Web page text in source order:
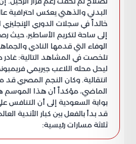
البدني والذهني يعكس احترافية
خالداً في سجلات الدوري
إلى ساحة لتكريم الأساطير، حيث
الوفاء التي قدمها النادي
ليحل محله اللاعب جيريمي
انتقالية. وكان النجم المصري
الماضي، مؤكداً أن هذا الموسم
بوابة السعودية إلى أن
قد بدأ بالفعل بين كبار الأندية
ثلاثة مسارات رئيسية: